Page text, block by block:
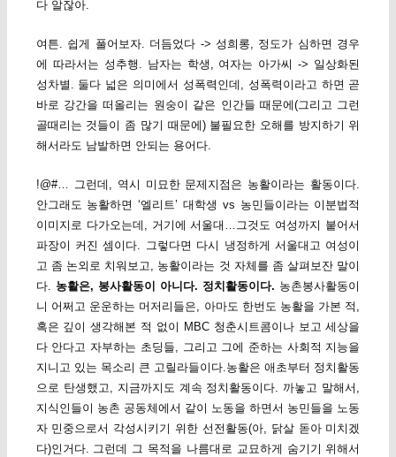
다 알잖아.
여튼. 쉽게 풀어보자. 더듬었다 -> 성희롱, 정도가 심하면 경우
에 따라서는 성추행. 남자는 학생, 여자는 아가씨 -> 일상화된
성차별. 둘다 넓은 의미에서 성폭력인데, 성폭력이라고 하면 곧
바로 강간을 떠올리는 원숭이 같은 인간들 때문에(그리고 그런
골때리는 것들이 좀 많기 때문에) 불필요한 오해를 방지하기 위
해서라도 남발하면 안되는 용어다.
!@#… 그런데, 역시 미묘한 문제지점은 농활이라는 활동이다.
안그래도 농활하면 ‘엘리트’ 대학생 vs 농민들이라는 이분법적
이미지로 다가오는데, 거기에 서울대…그것도 여성까지 붙어서
파장이 커진 셈이다. 그렇다면 다시 냉정하게 서울대고 여성이
고 좀 논외로 치워보고, 농활이라는 것 자체를 좀 살펴보잔 말이
다. 농활은, 봉사활동이 아니다. 정치활동이다. 농촌봉사활동이
니 어쩌고 운운하는 머저리들은, 아마도 한번도 농활을 가본 적,
혹은 깊이 생각해본 적 없이 MBC 청춘시트콤이나 보고 세상을
다 안다고 자부하는 초딩들, 그리고 그에 준하는 사회적 지능을
지니고 있는 목소리 큰 고릴라들이다.농활은 애초부터 정치활동
으로 탄생했고, 지금까지도 계속 정치활동이다. 까놓고 말해서,
지식인들이 농촌 공동체에서 같이 노동을 하면서 농민들을 노동
자 민중으로서 각성시키기 위한 선전활동(아, 닭살 돋아 미치겠
다)인거다. 그런데 그 목적을 나름대로 교묘하게 숨기기 위해서